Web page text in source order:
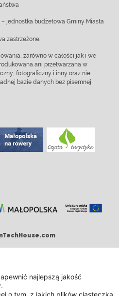
jednostka budżetowa Gminy Miasta
zastrzeżone.
zarówno w całości jak i we
ani przetwarzana w
fotograficzny i inny oraz nie
bazie danych bez pisemnej
najlepszą jakość
o tym, z jakich plików ciasteczka